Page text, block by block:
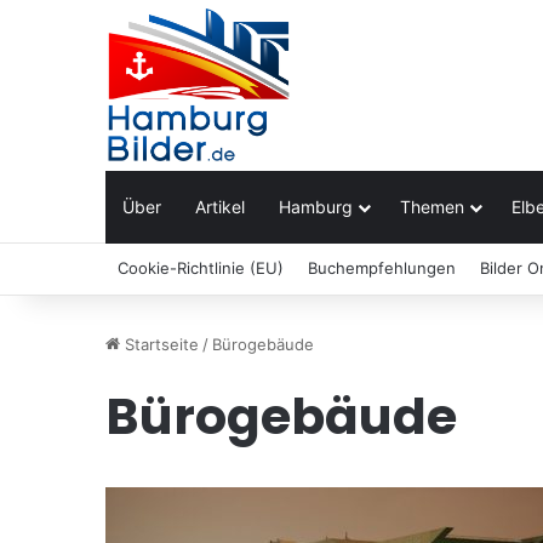
Über Artikel Hamburg Themen
Cookie-Richtlinie (EU) Buchempfehlungen Bilder
Startseite / Bürogebäude
Bürogebäude